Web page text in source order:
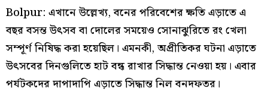
Bolpur: এখানে উল্লেখ্য, বনের পরিবেশের ক্ষতি এড়াতে এ
বছর বসন্ত উৎসব বা দোলের সময়েও সোনাঝুরিতে রং খেলা
সম্পূর্ণ নিষিদ্ধ করা হয়েছিল। এমনকী, অপ্রীতিকর ঘটনা এড়াতে
উৎসবের দিনগুলিতে হাট বন্ধ রাখার সিদ্ধান্ত নেওয়া হয়। এবার
পর্যটকদের দাপাদাপি এড়াতে সিদ্ধান্ত নিল বনদফতর।